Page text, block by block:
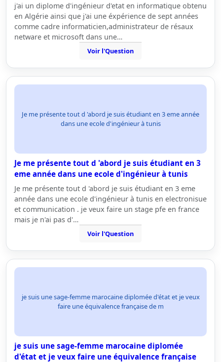
j'ai un diplome d'ingénieur d'etat en informatique obtenu
en Algérie ainsi que j'ai une éxpérience de sept années
comme cadre informaticien,administrateur de résaux
netware et microsoft dans une…
Voir l'Question
Je me présente tout d 'abord je suis étudiant en 3 eme année
dans une ecole d'ingénieur à tunis
Je me présente tout d 'abord je suis étudiant en 3
eme année dans une ecole d'ingénieur à tunis
Je me présente tout d 'abord je suis étudiant en 3 eme
année dans une ecole d'ingénieur à tunis en electronisue
et communication . je veux faire un stage pfe en france
mais je n'ai pas d'…
Voir l'Question
je suis une sage-femme marocaine diplomée d'état et je veux
faire une équivalence française de m
je suis une sage-femme marocaine diplomée
d'état et je veux faire une équivalence française